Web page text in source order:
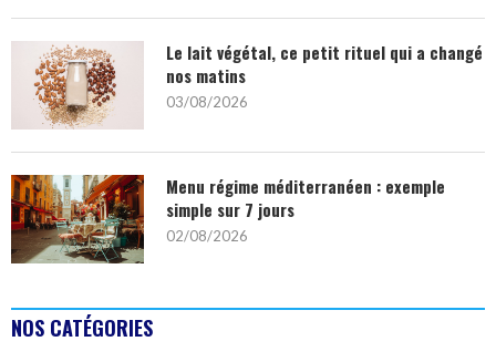
Le lait végétal, ce petit rituel qui a changé
nos matins
03/08/2026
Menu régime méditerranéen : exemple
simple sur 7 jours
02/08/2026
NOS CATÉGORIES